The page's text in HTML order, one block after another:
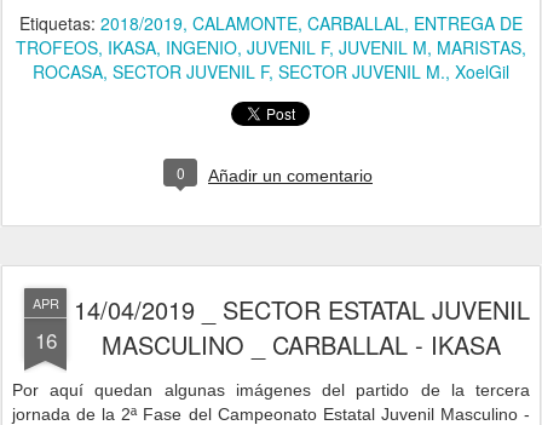
Etiquetas: 2018/2019 CALAMONTE CARBALLAL ENTREGA DE
TROFEOS IKASA INGENIO JUVENIL F JUVENIL M MARISTAS
ROCASA SECTOR JUVENIL F SECTOR JUVENIL M. XoelGil
0 Añadir un comentario
APR
16
14/04/2019 _ SECTOR ESTATAL JUVENIL
MASCULINO _ CARBALLAL - IKASA
Por aquí quedan algunas imágenes del partido de la tercera
jornada de la 2ª Fase del Campeonato Estatal Juvenil Masculino -